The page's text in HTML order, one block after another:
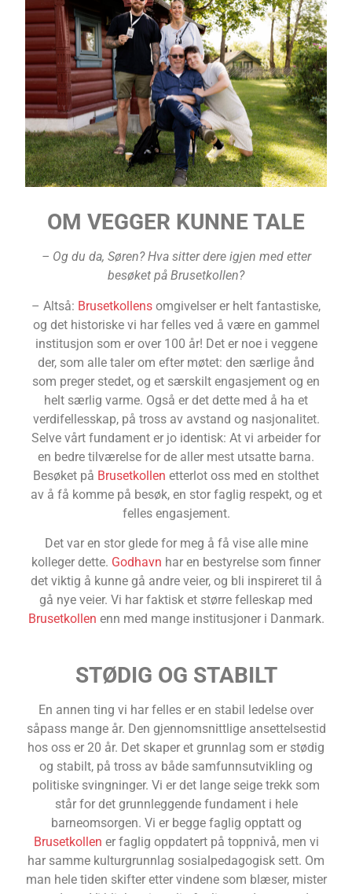
OM VEGGER KUNNE TALE
– Og du da, Søren? Hva sitter dere igjen med etter
besøket på Brusetkollen?
– Altså: Brusetkollens omgivelser er helt fantastiske,
og det historiske vi har felles ved å være en gammel
institusjon som er over 100 år! Det er noe i veggene
der, som alle taler om efter møtet: den særlige ånd
som preger stedet, og et særskilt engasjement og en
helt særlig varme. Også er det dette med å ha et
verdifellesskap, på tross av avstand og nasjonalitet.
Selve vårt fundament er jo identisk: At vi arbeider for
en bedre tilværelse for de aller mest utsatte barna.
Besøket på Brusetkollen etterlot oss med en stolthet
av å få komme på besøk, en stor faglig respekt, og et
felles engasjement.
Det var en stor glede for meg å få vise alle mine
kolleger dette. Godhavn har en bestyrelse som finner
det viktig å kunne gå andre veier, og bli inspireret til å
gå nye veier. Vi har faktisk et større felleskap med
Brusetkollen enn med mange institusjoner i Danmark.
STØDIG OG STABILT
En annen ting vi har felles er en stabil ledelse over
såpass mange år. Den gjennomsnittlige ansettelsestid
hos oss er 20 år. Det skaper et grunnlag som er stødig
og stabilt, på tross av både samfunnsutvikling og
politiske svingninger. Vi er det lange seige trekk som
står for det grunnleggende fundament i hele
barneomsorgen. Vi er begge faglig opptatt og
Brusetkollen er faglig oppdatert på toppnivå, men vi
har samme kulturgrunnlag sosialpedagogisk sett. Om
man hele tiden skifter etter vindene som blæser, mister